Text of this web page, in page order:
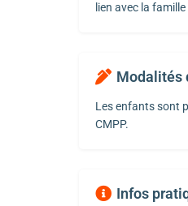
lien avec la
Modalités
Les enfants sont
CMPP.
Infos